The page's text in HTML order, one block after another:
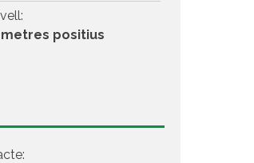
metres positius